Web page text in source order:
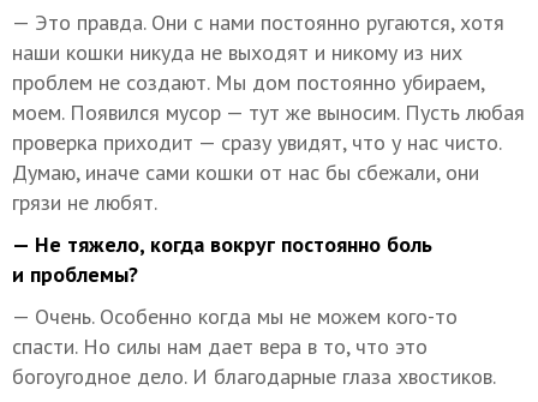
— Это правда. Они с нами постоянно ругаются, хотя
наши кошки никуда не выходят и никому из них
проблем не создают. Мы дом постоянно убираем,
моем. Появился мусор — тут же выносим. Пусть любая
проверка приходит — сразу увидят, что у нас чисто.
Думаю, иначе сами кошки от нас бы сбежали, они
грязи не любят.
— Не тяжело, когда вокруг постоянно боль
и проблемы?
— Очень. Особенно когда мы не можем кого-то
спасти. Но силы нам дает вера в то, что это
богоугодное дело. И благодарные глаза хвостиков.